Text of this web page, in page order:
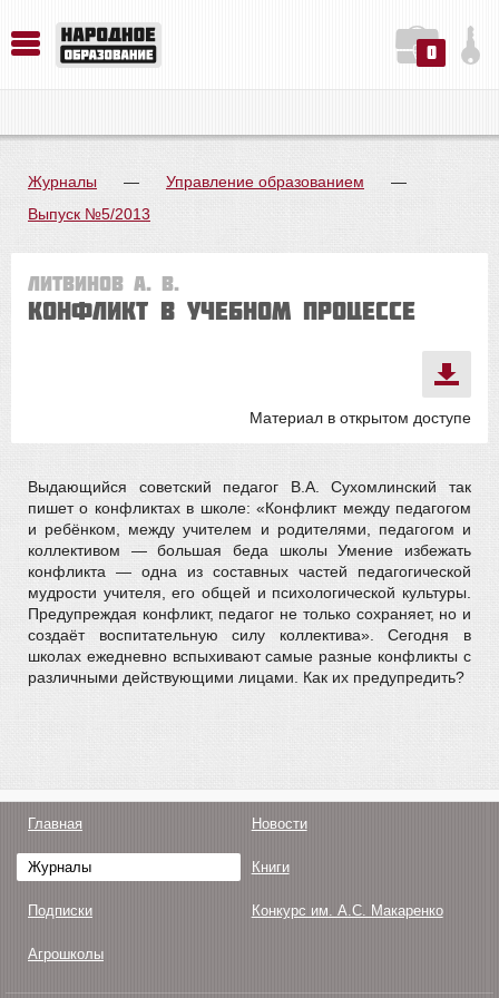
0
Журналы — Управление образованием
—
Выпуск №5/2013
Литвинов А. В.
Конфликт в учебном процессе
Материал в открытом доступе
Выдающийся советский педагог В.А. Сухомлинский так
пишет о конфликтах в школе: «Конфликт между педагогом
и ребёнком, между учителем и родителями, педагогом и
коллективом — большая беда школы Умение избежать
конфликта — одна из составных частей педагогической
мудрости учителя, его общей и психологической культуры.
Предупреждая конфликт, педагог не только сохраняет, но и
создаёт воспитательную силу коллектива». Сегодня в
школах ежедневно вспыхивают самые разные конфликты с
различными действующими лицами. Как их предупредить?
Главная Новости
Журналы Книги
Подписки Конкурс им. А.С. Макаренко
Агрошколы